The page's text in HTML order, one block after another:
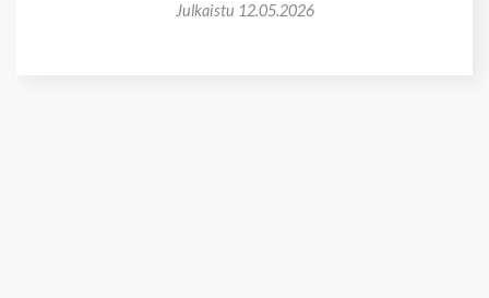
Julkaistu 12.05.2026